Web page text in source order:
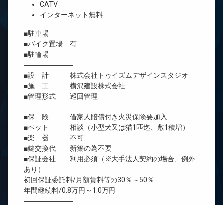
CATV
インターネット無料
■駐車場 ―
■バイク置場 有
■駐輪場 ―
―――――――
■設 計 株式会社トゥイズムデザインスタジオ
■施 工 横沢建設株式会社
■管理形式 巡回管理
―――――――
■保 険 借家人賠償付き火災保険要加入
■ペット 相談（小型犬又は猫1匹迄、敷1積増）
■楽 器 不可
■鍵交換代 新築の為不要
■保証会社 利用必須（※大手法人契約の場合、例外
あり）
初回保証委託料/月額賃料等の30％～50％
年間継続料/0.8万円～1.0万円
―――――――